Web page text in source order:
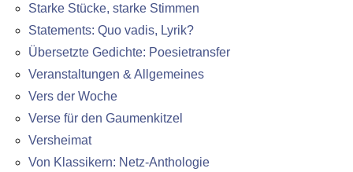
Starke Stücke, starke Stimmen
Statements: Quo vadis, Lyrik?
Übersetzte Gedichte: Poesietransfer
Veranstaltungen & Allgemeines
Vers der Woche
Verse für den Gaumenkitzel
Versheimat
Von Klassikern: Netz-Anthologie